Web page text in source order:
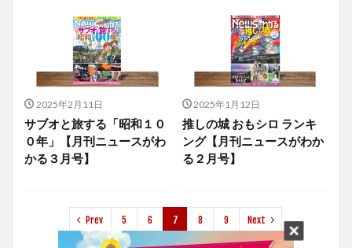
2025年2月11日
サブオと旅する「昭和１０
０年」【月刊ニュースがわ
かる３月号】
2025年1月12日
推しの城 おもシロ ランキ
ング【月刊ニュースがわか
る２月号】
Prev 5 6 7 8 9 Next